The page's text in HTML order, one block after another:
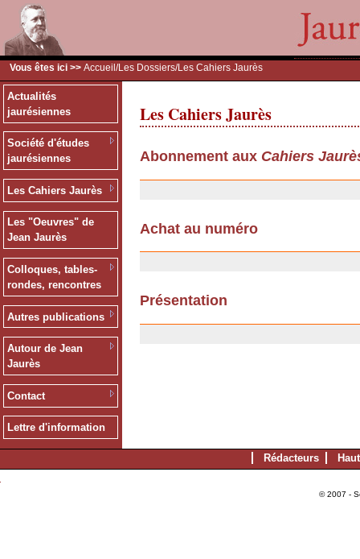
Vous êtes ici >> Accueil /Les Dossiers/Les Cahiers Jaurès
Actualités
jaurésiennes
Société d'études
jaurésiennes
Les Cahiers Jaurès
Les "Oeuvres" de
Jean Jaurès
Colloques, tables-
rondes, rencontres
Autres publications
Autour de Jean
Jaurès
Contact
Lettre d'information
Les Cahiers Jaurès
Abonnement aux Cahiers
Achat au numéro
Présentation
Rédacteurs
© 2007 -